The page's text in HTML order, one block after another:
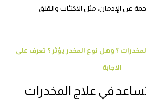
عن الإدمان، مثل الاكتئاب والقلق
؟ وهل نوع المخدر يؤثر ؟ تعرف على
الاجابة
في علاج المخدرات